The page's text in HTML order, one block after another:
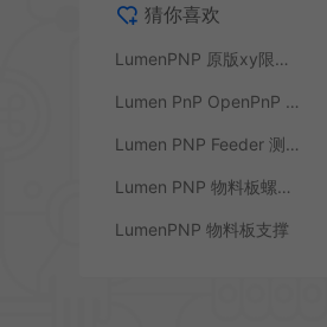
猜你喜欢
LumenPNP 原版xy限位处修改
Lumen PnP ​​OpenPnP 全流程零基础搭建指南​
Lumen PNP Feeder 测试工具
Lumen PNP 物料板螺母支架
LumenPNP 物料板支撑